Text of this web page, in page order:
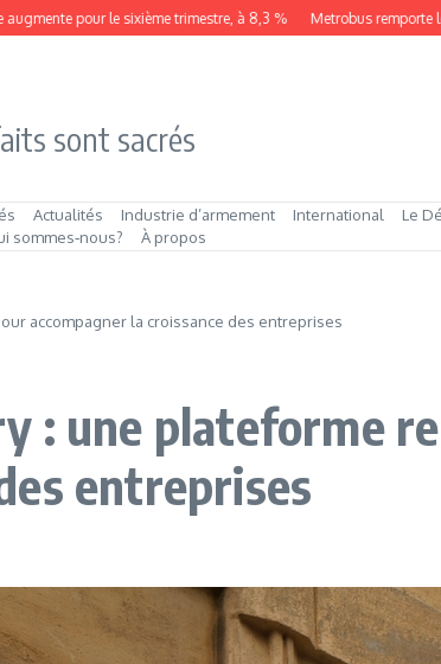
pour le sixième trimestre, à 8,3 % Metrobus remporte le
sont sacrés
Actualités Industrie d’armement International Le
sommes‑nous? À propos
accompagner la croissance des entreprises
: une plateforme
entreprises